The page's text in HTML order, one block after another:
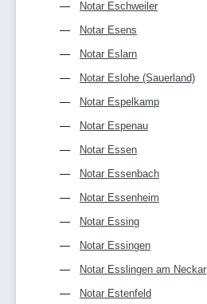
Notar Eschweiler
Notar Esens
Notar Eslarn
Notar Eslohe (Sauerland)
Notar Espelkamp
Notar Espenau
Notar Essen
Notar Essenbach
Notar Essenheim
Notar Essing
Notar Essingen
Notar Esslingen am Neckar
Notar Estenfeld